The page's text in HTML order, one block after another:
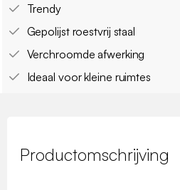
Trendy
Gepolijst roestvrij staal
Verchroomde afwerking
Ideaal voor kleine ruimtes
Productomschrijving